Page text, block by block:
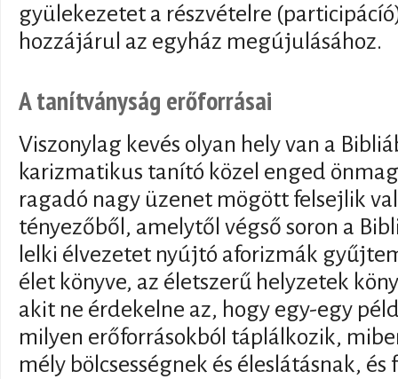
gyülekezetet a részvételre
hozzájárul az egyház megújulásához.
A tanítványság erőforrásai
Viszonylag kevés olyan hely van a
karizmatikus tanító közel enged
ragadó nagy üzenet mögött felsejlik
tényezőből, amelytől végső soron a
lelki élvezetet nyújtó aforizmák
élet könyve, az életszerű helyzetek
akit ne érdekelne az, hogy egy-egy
milyen erőforrásokból táplálkozik,
mély bölcsességnek és éleslátásnak,